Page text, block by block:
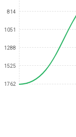
814
1051
1288
1525
1762